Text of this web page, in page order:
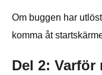
Om buggen har
komma åt
Del 2: Varför